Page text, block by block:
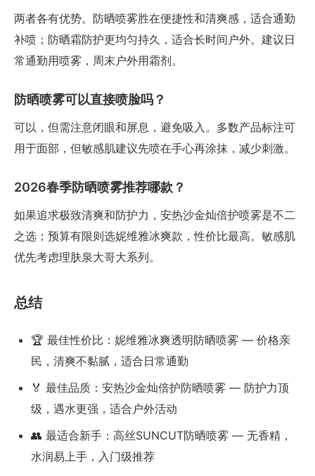
两者各有优势。防晒喷雾胜在便捷性和清爽感，适合通勤
补喷；防晒霜防护更均匀持久，适合长时间户外。建议日
常通勤用喷雾，周末户外用霜剂。
防晒喷雾可以直接喷脸吗？
可以，但需注意闭眼和屏息，避免吸入。多数产品标注可
用于面部，但敏感肌建议先喷在手心再涂抹，减少刺激。
2026春季防晒喷雾推荐哪款？
如果追求极致清爽和防护力，安热沙金灿倍护喷雾是不二
之选；预算有限则选妮维雅冰爽款，性价比最高。敏感肌
优先考虑理肤泉大哥大系列。
总结
🏆 最佳性价比：妮维雅冰爽透明防晒喷雾 — 价格亲
民，清爽不黏腻，适合日常通勤
🏅 最佳品质：安热沙金灿倍护防晒喷雾 — 防护力顶
级，遇水更强，适合户外活动
👥 最适合新手：高丝SUNCUT防晒喷雾 — 无香精，
水润易上手，入门级推荐